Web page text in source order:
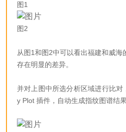
图1
图2
从图1和图2中可以看出福建和威海
存在明显的差异。
并对上图中所选分析区域进行比对
y Plot 插件，自动生成指纹图谱结果如